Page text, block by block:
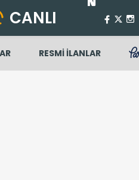
CANLI
RESMİ İLANLAR